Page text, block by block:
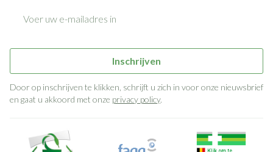
Inschrijven
Door op inschrijven te klikken, schrijft u zich in voor onze nieuwsbrief
en gaat u akkoord met onze privacy policy.